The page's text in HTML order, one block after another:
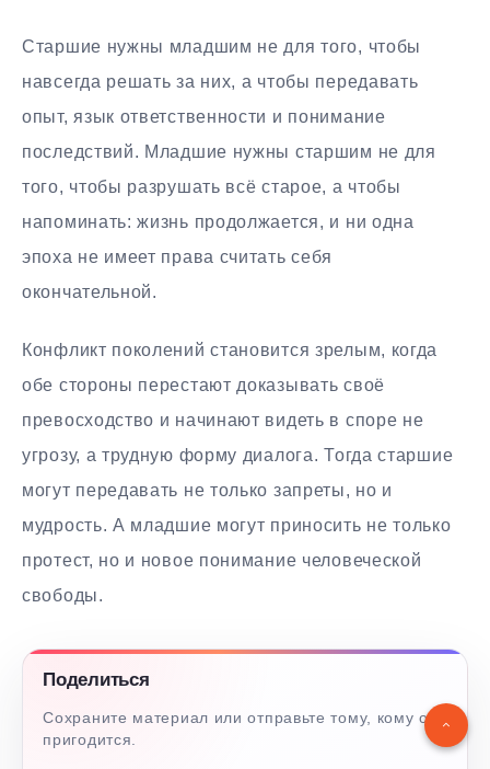
Старшие нужны младшим не для того, чтобы
навсегда решать за них, а чтобы передавать
опыт, язык ответственности и понимание
последствий. Младшие нужны старшим не для
того, чтобы разрушать всё старое, а чтобы
напоминать: жизнь продолжается, и ни одна
эпоха не имеет права считать себя
окончательной.
Конфликт поколений становится зрелым, когда
обе стороны перестают доказывать своё
превосходство и начинают видеть в споре не
угрозу, а трудную форму диалога. Тогда старшие
могут передавать не только запреты, но и
мудрость. А младшие могут приносить не только
протест, но и новое понимание человеческой
свободы.
Поделиться
Сохраните материал или отправьте тому, кому он
пригодится.